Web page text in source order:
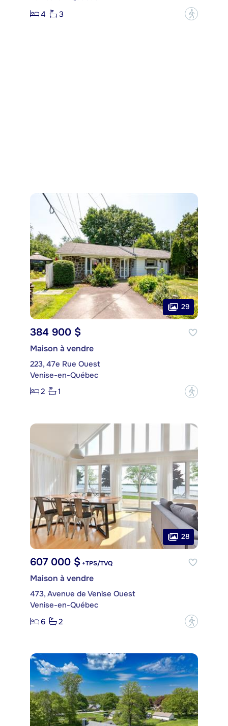
4
3 ?
29
384 900 $
Maison à vendre
223, 47e Rue Ouest
Venise-en-Québec
2
1 ?
28
607 000 $ +TPS/TVQ
Maison à vendre
473, Avenue de Venise Ouest
Venise-en-Québec
6
2 ?